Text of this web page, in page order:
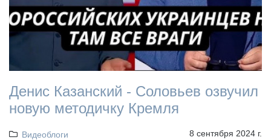
Денис Казанский - Соловьев озвучил
новую методичку Кремля
Видеоблоги 8 сентября 2024 г.